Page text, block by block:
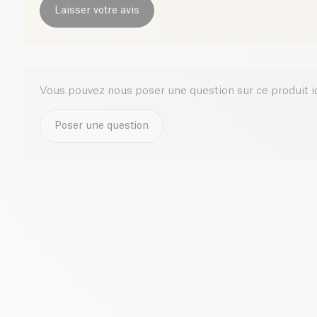
Laisser votre avis
Vous pouvez nous poser une question sur ce produit
Poser une question